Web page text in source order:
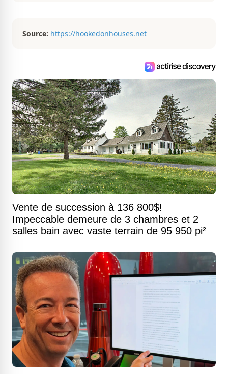
Source: https://hookedonhouses.net
Vente de succession à 136 800$!
Impeccable demeure de 3 chambres et 2
salles bain avec vaste terrain de 95 950 pi²